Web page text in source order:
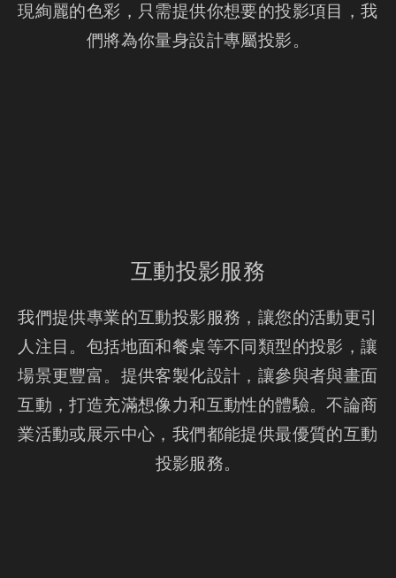
現絢麗的色彩，只需提供你想要的投影項目，我
們將為你量身設計專屬投影。
互動投影服務
我們提供專業的互動投影服務，讓您的活動更引
人注目。包括地面和餐桌等不同類型的投影，讓
場景更豐富。提供客製化設計，讓參與者與畫面
互動，打造充滿想像力和互動性的體驗。不論商
業活動或展示中心，我們都能提供最優質的互動
投影服務。